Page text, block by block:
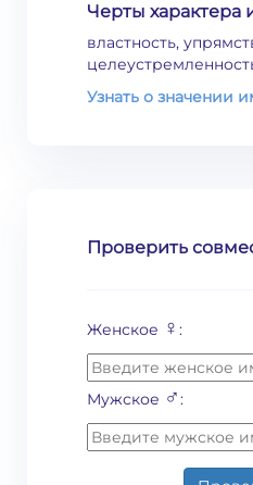
Черты
властность,
Узнать о значении
Проверить
Женское ♀ :
Мужское ♂: